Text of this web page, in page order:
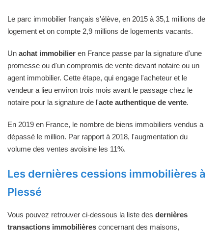
Le parc immobilier français s'élève, en 2015 à 35,1 millions de
logement et on compte 2,9 millions de logements vacants.
Un achat immobilier en France passe par la signature d'une
promesse ou d'un compromis de vente devant notaire ou un
agent immobilier. Cette étape, qui engage l'acheteur et le
vendeur a lieu environ trois mois avant le passage chez le
notaire pour la signature de l'acte authentique de vente.
En 2019 en France, le nombre de biens immobiliers vendus a
dépassé le million. Par rapport à 2018, l'augmentation du
volume des ventes avoisine les 11%.
Les dernières cessions immobilières à
Plessé
Vous pouvez retrouver ci-dessous la liste des dernières
transactions immobilières concernant des maisons,